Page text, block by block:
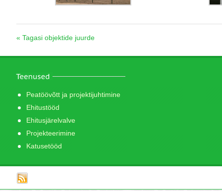
« Tagasi objektide juurde
Peatöövõtt ja projektijuhtimine
Ehitustööd
Ehitusjärelvalve
Projekteerimine
Katusetööd